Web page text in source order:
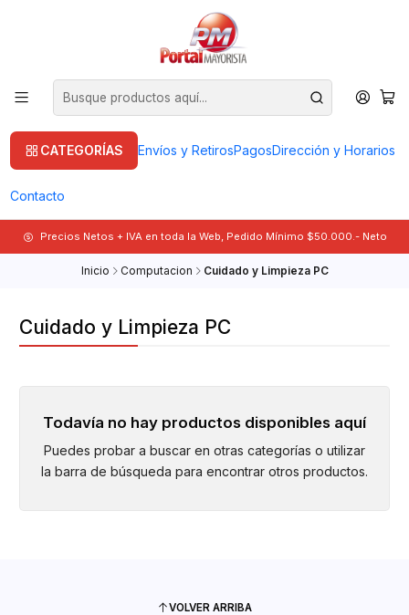
CATEGORÍAS Envíos y RetirosPagosDirección y Horarios
Contacto
Precios Netos + IVA en toda la Web, Pedido Mínimo $50.000.- Neto
Inicio Computacion Cuidado y Limpieza PC
Cuidado y Limpieza PC
Todavía no hay productos disponibles aquí
Puedes probar a buscar en otras categorías o utilizar
la barra de búsqueda para encontrar otros productos.
VOLVER ARRIBA